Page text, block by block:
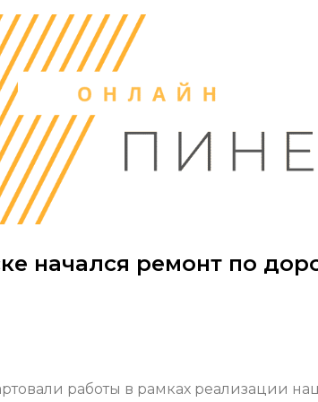
начался ремонт по
работы в рамках реализации